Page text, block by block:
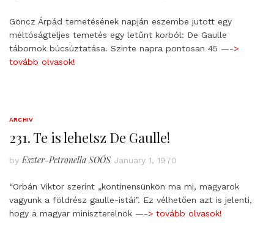
Göncz Árpád temetésének napján eszembe jutott egy
méltóságteljes temetés egy letűnt korból: De Gaulle
tábornok búcsúztatása. Szinte napra pontosan 45 —->
tovább olvasok!
ARCHIV
231. Te is lehetsz De Gaulle!
by Eszter-Petronella SOÓS January 1, 1970
“Orbán Viktor szerint „kontinensünkön ma mi, magyarok
vagyunk a földrész gaulle-istái”. Ez vélhetően azt is jelenti,
hogy a magyar miniszterelnök —-> tovább olvasok!